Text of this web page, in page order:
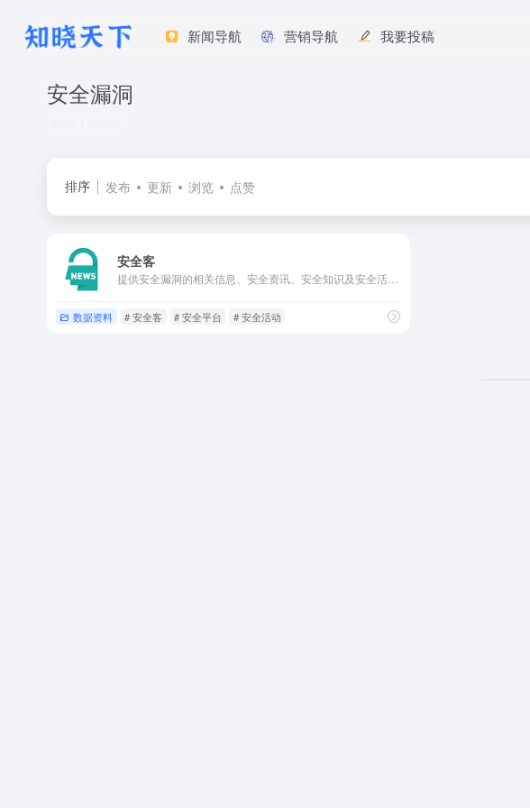
新闻导航 营销导航 我要投稿
安全漏洞
排序 发布 更新 浏览 点赞
安全客
数据资料 # 安全客 # 安全平台 # 安全活动